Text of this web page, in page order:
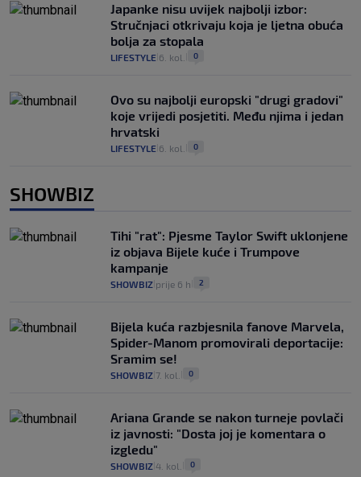
Japanke nisu uvijek najbolji izbor:
Stručnjaci otkrivaju koja je ljetna obuća
bolja za stopala
LIFESTYLE 6. kol. 0
Ovo su najbolji europski "drugi gradovi"
koje vrijedi posjetiti. Među njima i jedan
hrvatski
LIFESTYLE 6. kol. 0
SHOWBIZ
Tihi "rat": Pjesme Taylor Swift uklonjene
iz objava Bijele kuće i Trumpove
kampanje
SHOWBIZ prije 6 h 2
Bijela kuća razbjesnila fanove Marvela,
Spider-Manom promovirali deportacije:
Sramim se!
SHOWBIZ 7. kol. 0
Ariana Grande se nakon turneje povlači
iz javnosti: "Dosta joj je komentara o
izgledu"
SHOWBIZ 4. kol. 0